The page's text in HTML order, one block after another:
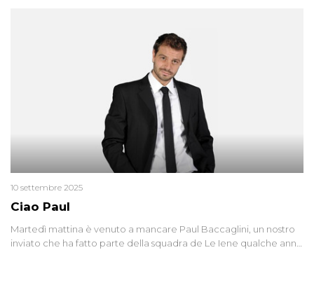
Ciao Paul
10 settembre 2025
Martedì mattina è venuto a mancare Paul Baccaglini, un nostro
inviato che ha fatto parte della squadra de Le Iene qualche anno